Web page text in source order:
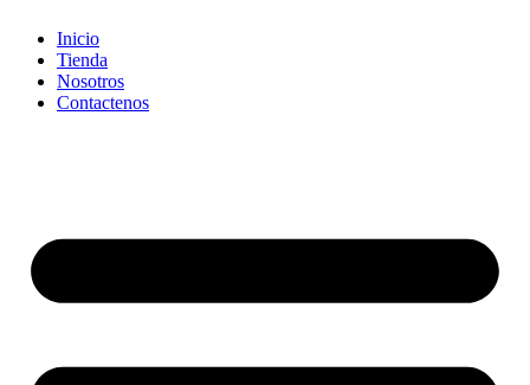
Inicio
Tienda
Nosotros
Contactenos